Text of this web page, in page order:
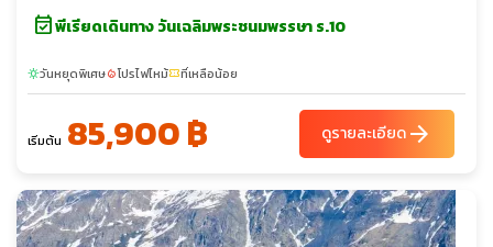
event_availableพีเรียดเดินทาง วันเฉลิมพระชนมพรรษา ร.10
sunnyวันหยุดพิเศษlocal_fire_departmentโปรไฟไหม้confirmation_numberที่เหลือน้อย
เริ่มต้น 85,900 ฿ ดูรายละเอียดarrow_forward